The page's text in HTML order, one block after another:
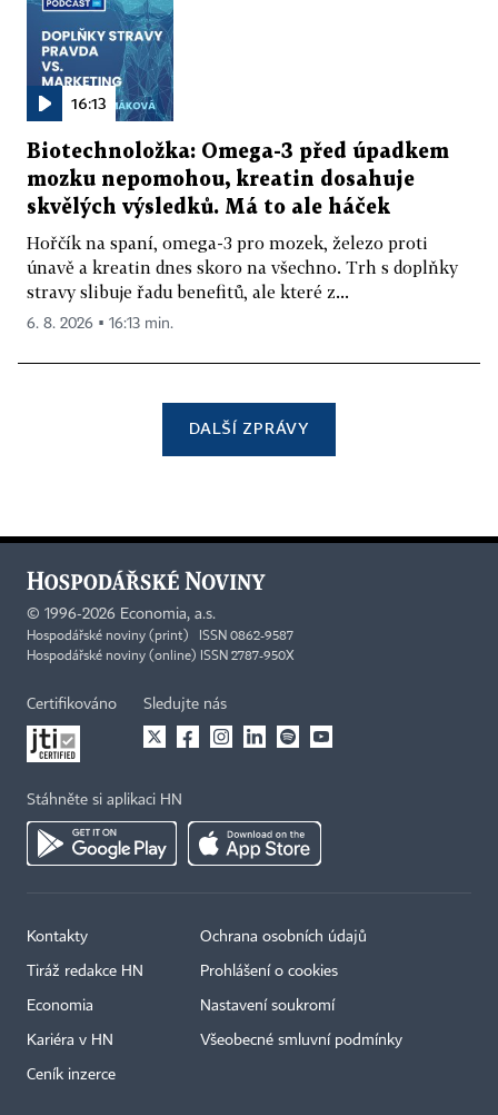
16:13
Biotechnoložka: Omega-3 před úpadkem
mozku nepomohou, kreatin dosahuje
skvělých výsledků. Má to ale háček
Hořčík na spaní, omega-3 pro mozek, železo proti
únavě a kreatin dnes skoro na všechno. Trh s doplňky
stravy slibuje řadu benefitů, ale které z...
6. 8. 2026 ▪ 16:13 min.
DALŠÍ ZPRÁVY
© 1996-2026 Economia, a.s.
Hospodářské noviny (print) ISSN 0862-9587
Hospodářské noviny (online) ISSN 2787-950X
Certifikováno Sledujte nás
Stáhněte si aplikaci HN
Kontakty
Tiráž redakce HN
Economia
Kariéra v HN
Ceník inzerce
Ochrana osobních údajů
Prohlášení o cookies
Nastavení soukromí
Všeobecné smluvní podmínky